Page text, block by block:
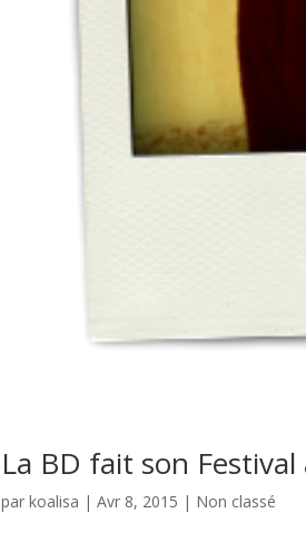
La BD fait son
parkoalisa |Avr 8, 2015 | Non classé